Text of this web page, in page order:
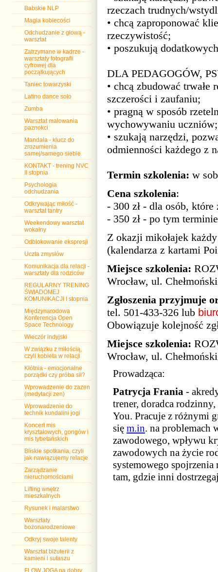
Babskie NLP
Magia kobiecości
Odchudzanie z głową -
warsztat
Zatrzymane w kadrze -
warsztaty fotografii
cyfrowej dla
początkujących
Taniec towarzyski
Latino dance solo
Zumba
Warsztat malowania
paznokci
Mandala - klucz do
zrozumienia
samej/samego siebie
KONTAKT - trening NVC
II stopnia
Psychologia
odchudzania
Odkrywając miłość -
warsztat tantry
Weekendowy warsztat
wokalny
Odblokowanie ekspresji
Uczta zmysłów
Komunikacja dla relacji -
warsztaty dla rodziców
REGULARNY TRENING
ŚWIADOMEJ
KOMUNIKACJI I stopnia
Międzynarodowa
Konferencja Open
Space Technology
Wieczór indyjski
W związku z miłością,
czyli kobieta w relacji
Kłótnia - emocjonalne
porządki czy próba sił?
Wprowadzenie do zazen
(medytacji zen)
Wprowadzenie do
technik kundalini jogi
Koncert mis
kryształowych, gongów i
mis tybetańskich
Bliskie spotkania, czyli
jak nawiązujemy relacje
Zarządzanie
nieruchomościami
Lifting wnętrz
mieszkalnych
Rysunek i malarstwo
Warsztaty
bożonarodzeniowe
Odkryj swoje talenty
Warsztat biżuterii z
kamieni i sutaszu
FLOW JOGA na dobry
rzeczach trudnych/
• chcą zaproponować
rzeczywistość;
• poszukują
DLA PEDAGOGÓW,
• chcą zbudować
szczerości i zaufaniu;
• pragną w sposób
wychowywaniu uczniów;
• szukają narzędzi,
odmienności każdego z
Termin szkolenia: w
Cena szkolenia:
- 300 zł - dla osób, które
- 350 zł - po tym
Z okazji mikołajek
(kalendarza z kartami
Miejsce szkolenia:
Wrocław, ul.
Zgłoszenia przyjmuje
tel. 501-433-326 lub
Obowiązuje kolejność
Miejsce szkolenia:
Wrocław, ul.
Prowadząca:
Patrycja Frania -
trener, doradca
You. Pracuje z różnymi
się m.in. na problemach
zawodowego, wpływu
zawodowych na życie
systemowego spojrzenia
tam, gdzie inni